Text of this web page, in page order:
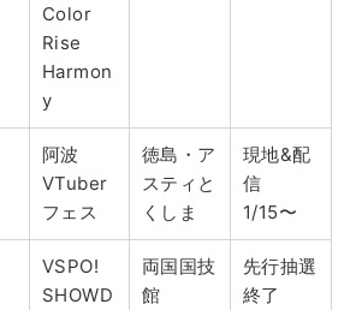
Color
Rise
Harmon
y
阿波
VTuber
フェス
徳島・ア
スティと
くしま
現地&配
信
1/15〜
VSPO!
SHOWD
両国国技
館
先行抽選
終了